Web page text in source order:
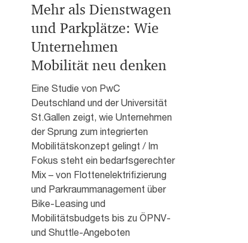
Mehr als Dienstwagen
und Parkplätze: Wie
Unternehmen
Mobilität neu denken
Eine Studie von PwC
Deutschland und der Universität
St.Gallen zeigt, wie Unternehmen
der Sprung zum integrierten
Mobilitätskonzept gelingt / Im
Fokus steht ein bedarfsgerechter
Mix – von Flottenelektrifizierung
und Parkraummanagement über
Bike-Leasing und
Mobilitätsbudgets bis zu ÖPNV-
und Shuttle-Angeboten